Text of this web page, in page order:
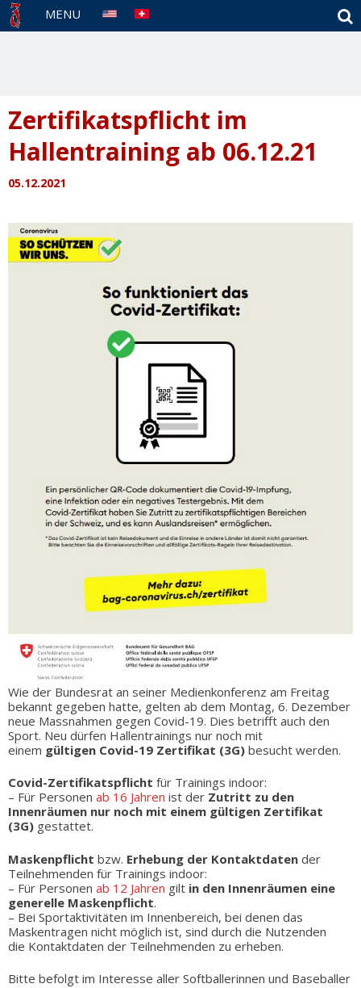
MENU
Zertifikatspflicht im
Hallentraining ab 06.12.21
05.12.2021
Wie der Bundesrat an seiner Medienkonferenz am Freitag
bekannt gegeben hatte, gelten ab dem Montag, 6. Dezember
neue Massnahmen gegen Covid-19. Dies betrifft auch den
Sport. Neu dürfen Hallentrainings nur noch mit
einem gültigen Covid-19 Zertifikat (3G) besucht werden.
Covid-Zertifikatspflicht für Trainings indoor:
– Für Personen ab 16 Jahren ist der Zutritt zu den
Innenräumen nur noch mit einem gültigen Zertifikat
(3G) gestattet.
Maskenpflicht bzw. Erhebung der Kontaktdaten der
Teilnehmenden für Trainings indoor:
– Für Personen ab 12 Jahren gilt in den Innenräumen eine
generelle Maskenpflicht.
– Bei Sportaktivitäten im Innenbereich, bei denen das
Maskentragen nicht möglich ist, sind durch die Nutzenden
die Kontaktdaten der Teilnehmenden zu erheben.
Bitte befolgt im Interesse aller Softballerinnen und Baseballer